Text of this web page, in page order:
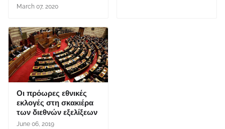
March 07, 2020
Οι πρόωρες εθνικές
εκλογές στη σκακιέρα
των διεθνών εξελίξεων
June 06, 2019